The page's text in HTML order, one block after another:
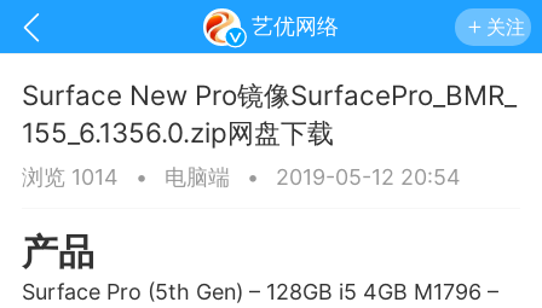
艺优网络 关注
Surface New Pro镜像SurfacePro_BMR_
155_6.1356.0.zip网盘下载
浏览 1014 • 电脑端 • 2019-05-12 20:54
产品
Surface Pro (5th Gen) – 128GB i5 4GB M1796 –